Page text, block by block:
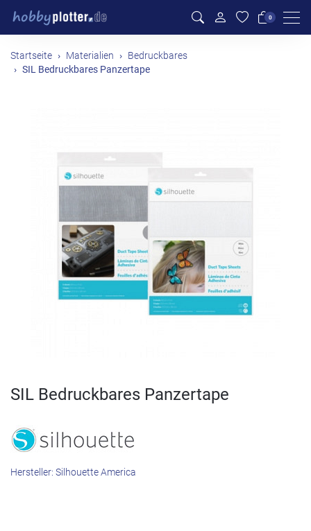
0
Startseite Materialien Bedruckbares
SIL Bedruckbares Panzertape
SIL Bedruckbares Panzertape
Hersteller: Silhouette America